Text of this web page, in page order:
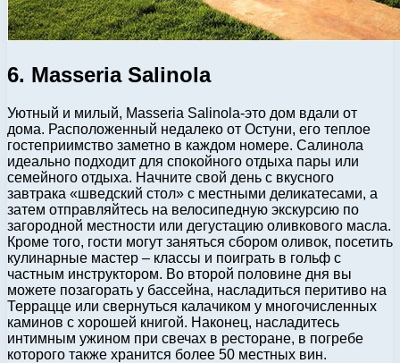
6. Masseria Salinola
Уютный и милый, Masseria Salinola-это дом вдали от
дома. Расположенный недалеко от Остуни, его теплое
гостеприимство заметно в каждом номере. Салинола
идеально подходит для спокойного отдыха пары или
семейного отдыха. Начните свой день с вкусного
завтрака «шведский стол» с местными деликатесами, а
затем отправляйтесь на велосипедную экскурсию по
загородной местности или дегустацию оливкового масла.
Кроме того, гости могут заняться сбором оливок, посетить
кулинарные мастер – классы и поиграть в гольф с
частным инструктором. Во второй половине дня вы
можете позагорать у бассейна, насладиться перитиво на
Террацце или свернуться калачиком у многочисленных
каминов с хорошей книгой. Наконец, насладитесь
интимным ужином при свечах в ресторане, в погребе
которого также хранится более 50 местных вин.